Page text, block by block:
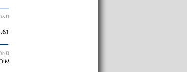
61. אהבתי את השיר